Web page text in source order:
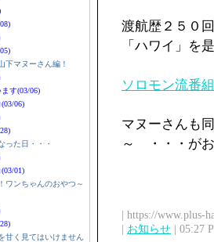
マヌーさん編！
す(03/06)
06)
った日・・・
01)
ワンちゃんのおやつ～
甘く見てはいけません
渡航歴２５０
「ハワイ」を
ソロモン流番
マヌーさんも
～ ・・・がお
| https://www.plus-
| お知らせ | 05:27